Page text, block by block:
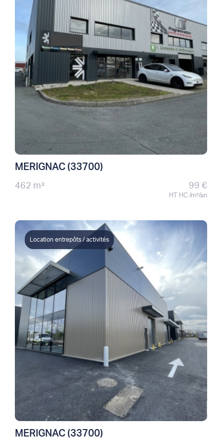
MERIGNAC (33700)
462 m² 99 €
HT HC /m²/an
Location entrepôts / activités
MERIGNAC (33700)